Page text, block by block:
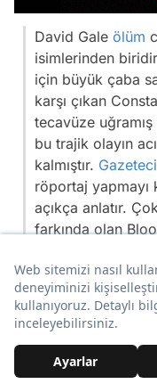
David Gale ölüm
isimlerinden biridir
için büyük çaba
karşı çıkan
tecavüze
bu trajik olayın
kalmıştır. Gazeteci
röportaj yapmayı
açıkça anlatır.
farkında olan
Dram, Suç,
http://